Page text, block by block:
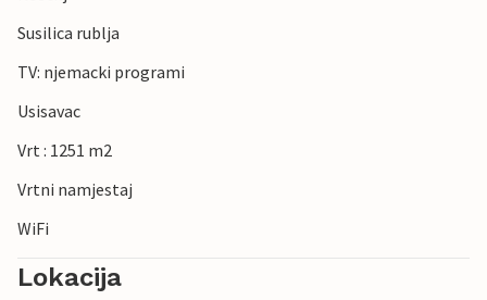
Susilica rublja
TV: njemacki programi
Usisavac
Vrt : 1251 m2
Vrtni namjestaj
WiFi
Lokacija